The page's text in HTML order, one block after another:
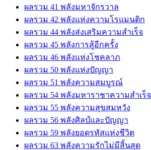
ผลรวม 41 พลังมหาจักรวาล
ผลรวม 42 พลังแห่งความโรแมนติก
ผลรวม 44 พลังส่งเสริมความสำเร็จ
ผลรวม 45 พลังการสู้อีกครั้ง
ผลรวม 46 พลังแห่งโชคลาภ
ผลรวม 50 พลังแห่งปัญญา
ผลรวม 51 พลังความสมบูรณ์
ผลรวม 54 พลังมหาราชาความสำเร็จ
ผลรวม 55 พลังความสุขสมหวัง
ผลรวม 56 พลังศิลป์และปัญญา
ผลรวม 59 พลังยอดรหัสแห่งชีวิต
ผลรวม 63 พลังความรักไม่มีสิ้นสุด